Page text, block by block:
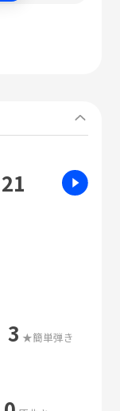
21
3 ★簡単弾き